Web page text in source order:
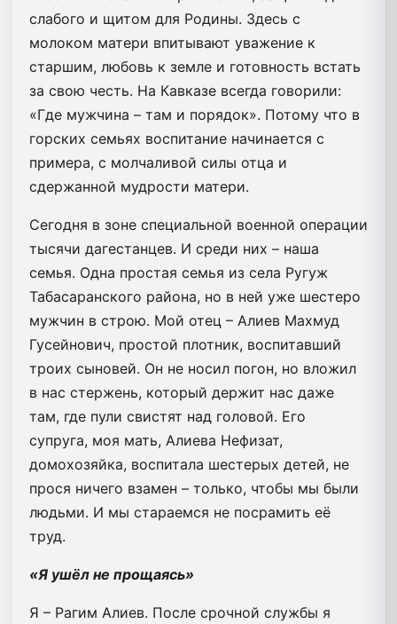
слабого и щитом для Родины. Здесь с
молоком матери впитывают уважение к
старшим, любовь к земле и готовность встать
за свою честь. На Кавказе всегда говорили:
«Где мужчина – там и порядок». Потому что в
горских семьях воспитание начинается с
примера, с молчаливой силы отца и
сдержанной мудрости матери.
Сегодня в зоне специальной военной операции
тысячи дагестанцев. И среди них – наша
семья. Одна простая семья из села Ругуж
Табасаранского района, но в ней уже шестеро
мужчин в строю. Мой отец – Алиев Махмуд
Гусейнович, простой плотник, воспитавший
троих сыновей. Он не носил погон, но вложил
в нас стержень, который держит нас даже
там, где пули свистят над головой. Его
супруга, моя мать, Алиева Нефизат,
домохозяйка, воспитала шестерых детей, не
прося ничего взамен – только, чтобы мы были
людьми. И мы стараемся не посрамить её
труд.
«Я ушёл не прощаясь»
Я – Рагим Алиев. После срочной службы я